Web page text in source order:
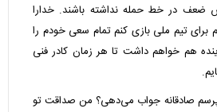
ضعف در خط حمله نداشته باشند. خدارا
برای تیم ملی بازی کنم تمام سعی خودم را
هم خواهم داشت تا هر زمان کادر فنی
صادقانه جواب می‌دهی؟ من صداقت تو